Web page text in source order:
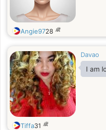
Angie9728 歳
Davao
I am
Tiffa31 歳